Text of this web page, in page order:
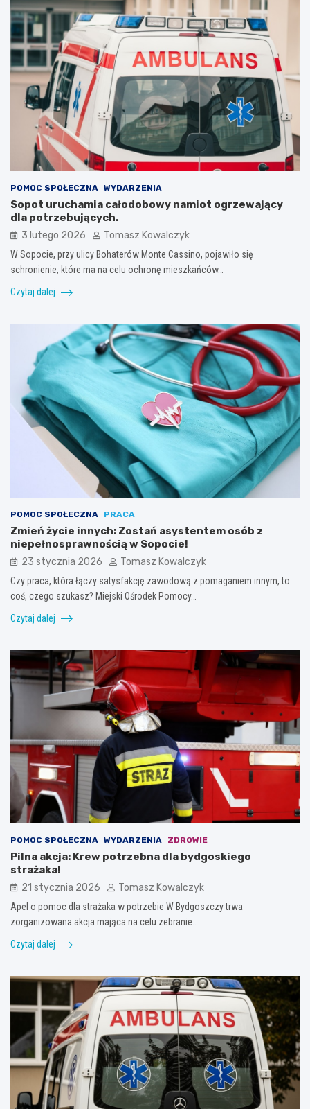
POMOC SPOŁECZNA WYDARZENIA
Sopot uruchamia całodobowy namiot ogrzewający
dla potrzebujących.
3 lutego 2026 Tomasz Kowalczyk
W Sopocie, przy ulicy Bohaterów Monte Cassino, pojawiło się
schronienie, które ma na celu ochronę mieszkańców…
Czytaj dalej
POMOC SPOŁECZNA PRACA
Zmień życie innych: Zostań asystentem osób z
niepełnosprawnością w Sopocie!
23 stycznia 2026 Tomasz Kowalczyk
Czy praca, która łączy satysfakcję zawodową z pomaganiem innym, to
coś, czego szukasz? Miejski Ośrodek Pomocy…
Czytaj dalej
POMOC SPOŁECZNA WYDARZENIA ZDROWIE
Pilna akcja: Krew potrzebna dla bydgoskiego
strażaka!
21 stycznia 2026 Tomasz Kowalczyk
Apel o pomoc dla strażaka w potrzebie W Bydgoszczy trwa
zorganizowana akcja mająca na celu zebranie…
Czytaj dalej